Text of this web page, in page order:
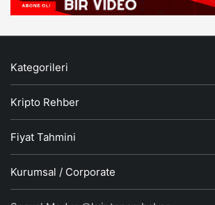
Kategorileri
Kripto Rehber
Fiyat Tahmini
Kurumsal / Corporate